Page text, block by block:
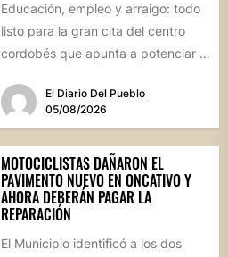
Educación, empleo y arraigo: todo
listo para la gran cita del centro
cordobés que apunta a potenciar el
El Diario Del Pueblo
05/08/2026
MOTOCICLISTAS DAÑARON EL
PAVIMENTO NUEVO EN ONCATIVO Y
AHORA DEBERÁN PAGAR LA
REPARACIÓN
El Municipio identificó a los dos